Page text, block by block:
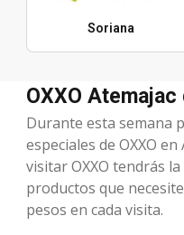
Soriana
OXXO
Durante esta semana
especiales de OXXO
visitar OXXO tendrás
productos que
pesos en cada visita.